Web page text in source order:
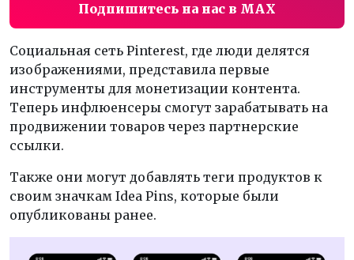
Подпишитесь на нас в MAX
Социальная сеть Pinterest, где люди делятся
изображениями, представила первые
инструменты для монетизации контента.
Теперь инфлюенсеры смогут зарабатывать на
продвижении товаров через партнерские
ссылки.
Также они могут добавлять теги продуктов к
своим значкам Idea Pins, которые были
опубликованы ранее.